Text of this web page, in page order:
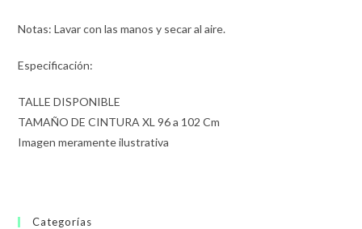
Notas: Lavar con las manos y secar al aire.
Especificación:
TALLE DISPONIBLE
TAMAÑO DE CINTURA XL 96 a 102 Cm
Imagen meramente ilustrativa
Categorías